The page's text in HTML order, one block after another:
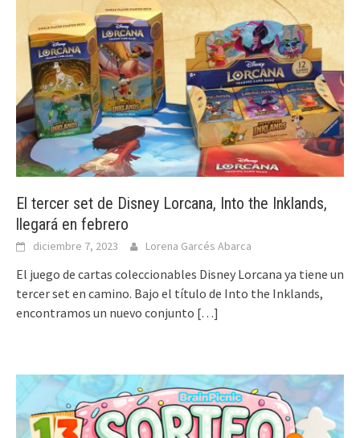
El tercer set de Disney Lorcana, Into the Inklands,
llegará en febrero
diciembre 7, 2023 Lorena Garcés Abarca
El juego de cartas coleccionables Disney Lorcana ya tiene un
tercer set en camino. Bajo el título de Into the Inklands,
encontramos un nuevo conjunto […]